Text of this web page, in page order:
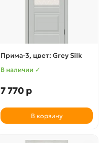
Прима-3, цвет: Grey Silk
В наличии ✓
7 770 р
В корзину